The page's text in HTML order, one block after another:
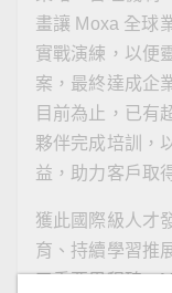
畫讓 Moxa 全球
實戰演練，以便
案，最終達成企
目前為止，已有
夥伴完成培訓，
益，助力客戶取
獲此國際級人才
育、持續學習推
了重要里程碑。